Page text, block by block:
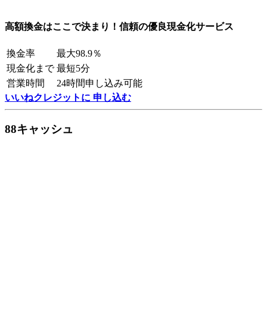
高額換金はここで決まり！信頼の優良現金化サービス
換金率
最大98.9％
現金化まで 最短5分
営業時間
24時間申し込み可能
いいねクレジットに 申し込む
88キャッシュ